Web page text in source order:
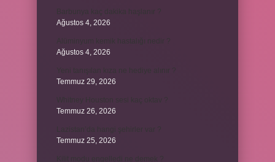
Ağustos 4, 2026
Ağustos 4, 2026
Temmuz 29, 2026
Temmuz 26, 2026
Temmuz 25, 2026